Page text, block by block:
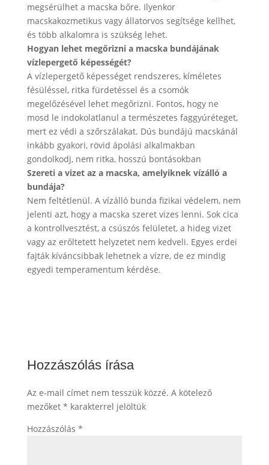
megsérülhet a macska bőre. Ilyenkor
macskakozmetikus vagy állatorvos segítsége kellhet,
és több alkalomra is szükség lehet.
Hogyan lehet megőrizni a macska bundájának
vízlepergető képességét?
A vízlepergető képességet rendszeres, kíméletes
fésüléssel, ritka fürdetéssel és a csomók
megelőzésével lehet megőrizni. Fontos, hogy ne
mosd le indokolatlanul a természetes faggyúréteget,
mert ez védi a szőrszálakat. Dús bundájú macskánál
inkább gyakori, rövid ápolási alkalmakban
gondolkodj, nem ritka, hosszú bontásokban
Szereti a vizet az a macska, amelyiknek vízálló a
bundája?
Nem feltétlenül. A vízálló bunda fizikai védelem, nem
jelenti azt, hogy a macska szeret vizes lenni. Sok cica
a kontrollvesztést, a csúszós felületet, a hideg vizet
vagy az erőltetett helyzetet nem kedveli. Egyes erdei
fajták kíváncsibbak lehetnek a vízre, de ez mindig
egyedi temperamentum kérdése.
Hozzászólás írása
Az e-mail címet nem tesszük közzé. A kötelező
mezőket * karakterrel jelöltük
Hozzászólás *